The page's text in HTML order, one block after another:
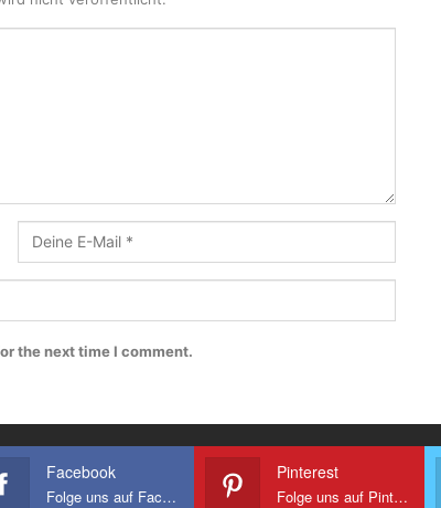
the next time I comment.
Facebook
Folge uns auf Facebook
Pinterest
Folge uns auf Pinterest